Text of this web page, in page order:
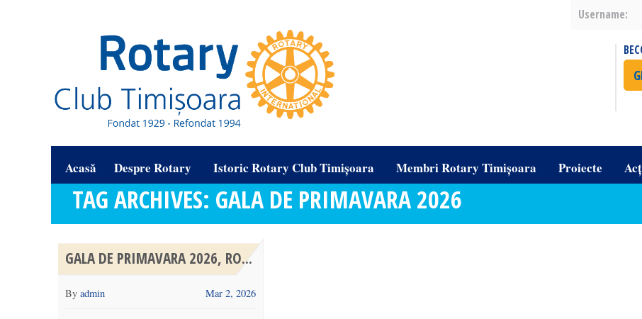
Username:
Acasă Despre Rotary Istoric Rotary Club Timișoara Membri Rotary Timișoara Proiecte
TAG ARCHIVES: GALA DE PRIMAVARA 2026
GALA DE PRIMAVARA 2026, RO...
By admin Mar 2, 2026